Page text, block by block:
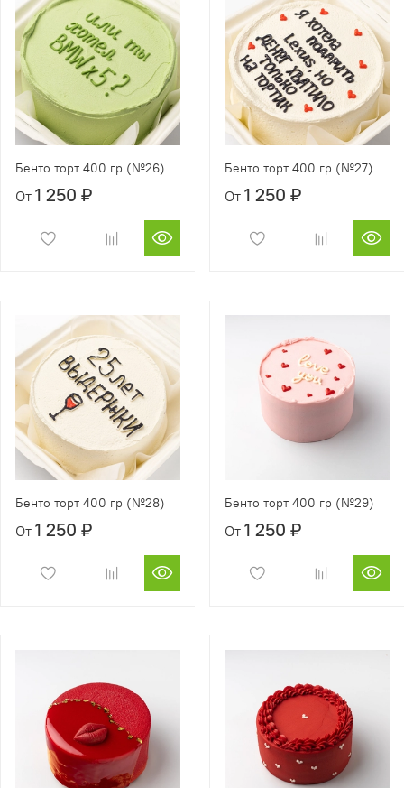
Бенто торт 400 гр (№26)
От 1 250 ₽
Бенто торт 400 гр (№27)
От 1 250 ₽
Бенто торт 400 гр (№28)
От 1 250 ₽
Бенто торт 400 гр (№29)
От 1 250 ₽